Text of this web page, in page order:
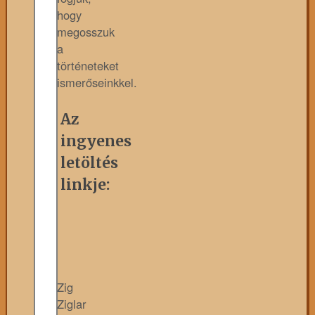
hogy
megosszuk
a
történeteket
ismerőseinkkel.
Az
ingyenes
letöltés
linkje:
Zig
Ziglar